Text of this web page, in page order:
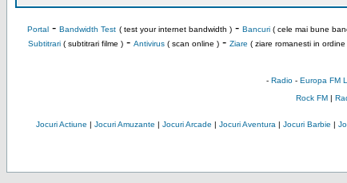
Portal- Bandwidth Test ( test your internet bandwidth )- Bancuri( cele mai bune
Subtitrari( subtitrari filme )- Antivirus( scan online )- Ziare ( ziare romanesti in
- Radio- Europa FM
Rock FM|
Jocuri Actiune | Jocuri Amuzante | Jocuri Arcade | Jocuri Aventura | Jocuri Barbie |